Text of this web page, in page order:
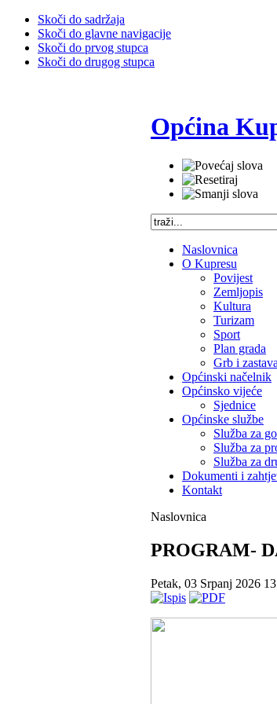
Skoči do sadržaja
Skoči do glavne navigacije
Skoči do prvog stupca
Skoči do drugog stupca
Općina
Naslovnica
O Kupresu
Povijest
Zemljopis
Kultura
Turizam
Sport
Plan grada
Grb i zastava
Općinski načelnik
Općinsko vijeće
Sjednice
Općinske službe
Služba za
Služba za
Služba za
Dokumenti i
Kontakt
Naslovnica
PROGRAM-
Petak, 03 Srpanj 2026